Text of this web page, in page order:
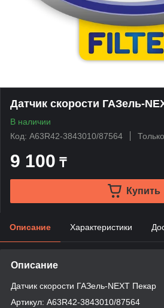
Датчик скорости ГАЗель-
В наличии
Код: А63R42-3843010/87564
9 100 ₸
Купить
Описание Характеристики
Описание
Датчик скорости ГАЗель-NEXT Пекар
Артикул: А63R42-3843010/87564